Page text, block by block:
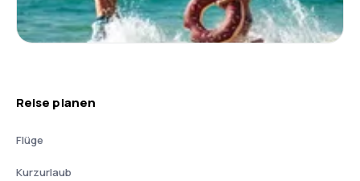
Reise planen
Flüge
Kurzurlaub